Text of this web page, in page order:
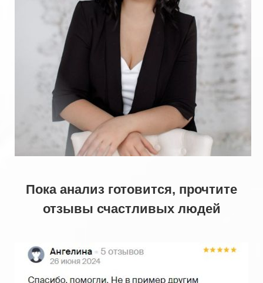
Пока анализ готовится, прочтите
отзывы счастливых людей